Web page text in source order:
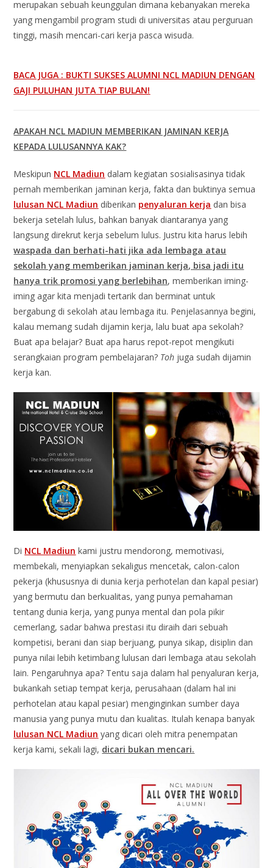
merupakan sebuah keunggulan dimana kebanyakan mereka
yang mengambil program studi di universitas atau perguruan
tinggi, masih mencari-cari kerja pasca wisuda.
BACA JUGA : BUKTI SUKSES ALUMNI NCL MADIUN DENGAN
GAJI PULUHAN JUTA TIAP BULAN!
APAKAH NCL MADIUN MEMBERIKAN JAMINAN KERJA
KEPADA LULUSANNYA KAK?
Meskipun NCL Madiun dalam kegiatan sosialisasinya tidak
pernah memberikan jaminan kerja, fakta dan buktinya semua
lulusan NCL Madiun diberikan penyaluran kerja dan bisa
bekerja setelah lulus, bahkan banyak diantaranya yang
langsung direkrut kerja sebelum lulus. Justru kita harus lebih
waspada dan berhati-hati jika ada lembaga atau
sekolah yang memberikan jaminan kerja, bisa jadi itu
hanya trik promosi yang berlebihan, memberikan iming-
iming agar kita menjadi tertarik dan berminat untuk
bergabung di sekolah atau lembaga itu. Penjelasannya begini,
kalau memang sudah dijamin kerja, lalu buat apa sekolah?
Buat apa belajar? Buat apa harus repot-repot mengikuti
serangkaian program pembelajaran? Toh juga sudah dijamin
kerja kan.
Di NCL Madiun kami justru mendorong, memotivasi,
membekali, menyiapkan sekaligus mencetak, calon-calon
pekerja (khususnya di dunia kerja perhotelan dan kapal pesiar)
yang bermutu dan berkualitas, yang punya pemahaman
tentang dunia kerja, yang punya mental dan pola pikir
cemerlang, sadar bahwa prestasi itu diraih dari sebuah
kompetisi, berani dan siap berjuang, punya sikap, disiplin dan
punya nilai lebih ketimbang lulusan dari lembaga atau sekolah
lain. Pengaruhnya apa? Tentu saja dalam hal penyaluran kerja,
bukankah setiap tempat kerja, perusahaan (dalam hal ini
perhotelan atau kapal pesiar) menginginkan sumber daya
manusia yang punya mutu dan kualitas. Itulah kenapa banyak
lulusan NCL Madiun yang dicari oleh mitra penempatan
kerja kami, sekali lagi, dicari bukan mencari.